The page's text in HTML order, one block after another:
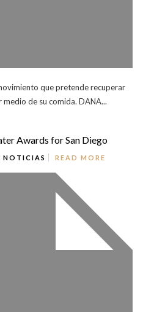
que pretende recuperar
de su comida. DANA...
Awards for San Diego
NOTICIAS READ MORE